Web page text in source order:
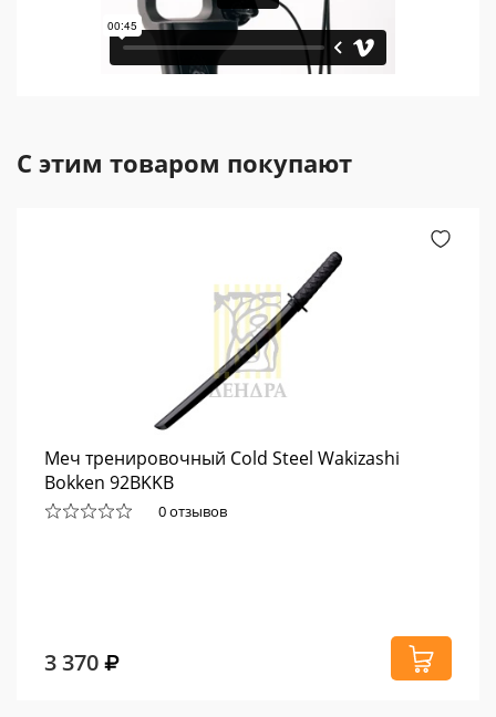
С этим товаром покупают
Меч тренировочный Cold Steel Wakizashi
Bokken 92BKKB
0 отзывов
3 370